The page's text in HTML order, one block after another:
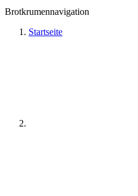
Brotkrumennavigation
Startseite